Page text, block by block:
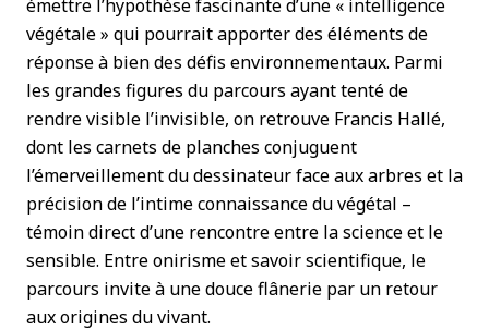
émettre l’hypothèse fascinante d’une « intelligence
végétale » qui pourrait apporter des éléments de
réponse à bien des défis environnementaux. Parmi
les grandes figures du parcours ayant tenté de
rendre visible l’invisible, on retrouve Francis Hallé,
dont les carnets de planches conjuguent
l’émerveillement du dessinateur face aux arbres et la
précision de l’intime connaissance du végétal –
témoin direct d’une rencontre entre la science et le
sensible. Entre onirisme et savoir scientifique, le
parcours invite à une douce flânerie par un retour
aux origines du vivant.